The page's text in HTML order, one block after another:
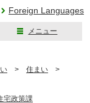
Foreign Languages
メニュー
> 住まい >
宅政策課